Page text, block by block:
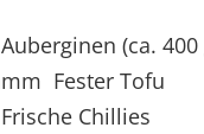
(ca. 400
Fester Tofu
Chillies